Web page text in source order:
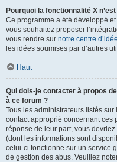
Pourquoi la fonctionnalité X
Ce programme a été développé
vous souhaitez proposer
vous rendre sur notre centre
les idées soumises par d’autres
Haut
Qui dois-je contacter à propos
à ce forum ?
Tous les administrateurs listés
contact approprié concernant ces
réponse de leur part, vous
(dont les informations sont
celui-ci fonctionne sur un service
de gestion des abus. Veuillez